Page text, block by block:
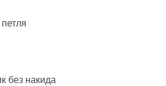
без накида